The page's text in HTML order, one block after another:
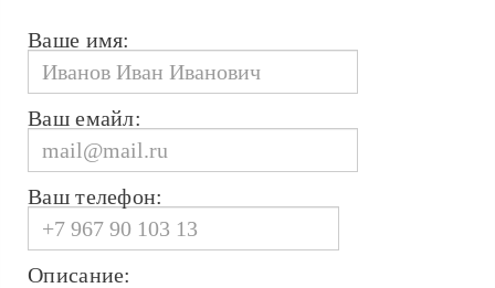
Ваше имя:
Ваш емайл:
Ваш телефон:
Описание: